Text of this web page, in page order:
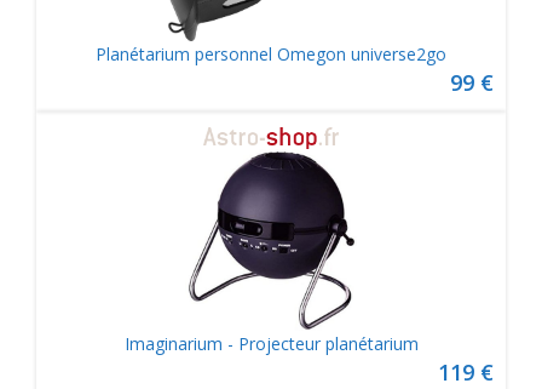
Planétarium personnel Omegon universe2go
99 €
Imaginarium - Projecteur planétarium
119 €